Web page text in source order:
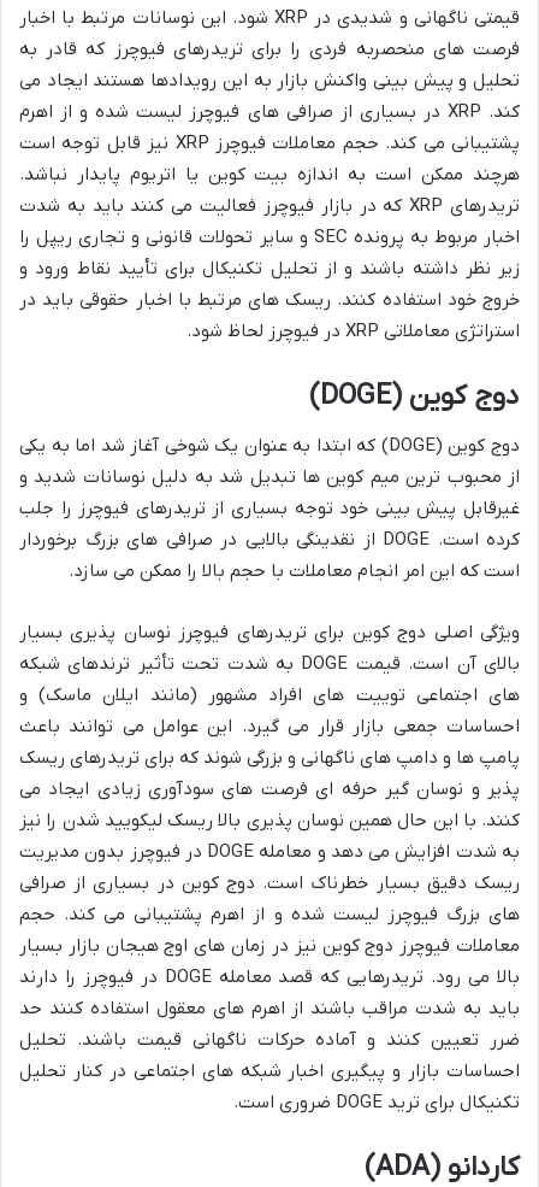
قیمتی ناگهانی و شدیدی در XRP شود. این نوسانات مرتبط با اخبار
فرصت های منحصربه فردی را برای تریدرهای فیوچرز که قادر به
تحلیل و پیش بینی واکنش بازار به این رویدادها هستند ایجاد می
کند. XRP در بسیاری از صرافی های فیوچرز لیست شده و از اهرم
پشتیبانی می کند. حجم معاملات فیوچرز XRP نیز قابل توجه است
هرچند ممکن است به اندازه بیت کوین یا اتریوم پایدار نباشد.
تریدرهای XRP که در بازار فیوچرز فعالیت می کنند باید به شدت
اخبار مربوط به پرونده SEC و سایر تحولات قانونی و تجاری ریپل را
زیر نظر داشته باشند و از تحلیل تکنیکال برای تأیید نقاط ورود و
خروج خود استفاده کنند. ریسک های مرتبط با اخبار حقوقی باید در
استراتژی معاملاتی XRP در فیوچرز لحاظ شود.
دوج کوین (DOGE)
دوج کوین (DOGE) که ابتدا به عنوان یک شوخی آغاز شد اما به یکی
از محبوب ترین میم کوین ها تبدیل شد به دلیل نوسانات شدید و
غیرقابل پیش بینی خود توجه بسیاری از تریدرهای فیوچرز را جلب
کرده است. DOGE از نقدینگی بالایی در صرافی های بزرگ برخوردار
است که این امر انجام معاملات با حجم بالا را ممکن می سازد.
ویژگی اصلی دوج کوین برای تریدرهای فیوچرز نوسان پذیری بسیار
بالای آن است. قیمت DOGE به شدت تحت تأثیر ترندهای شبکه
های اجتماعی توییت های افراد مشهور (مانند ایلان ماسک) و
احساسات جمعی بازار قرار می گیرد. این عوامل می توانند باعث
پامپ ها و دامپ های ناگهانی و بزرگی شوند که برای تریدرهای ریسک
پذیر و نوسان گیر حرفه ای فرصت های سودآوری زیادی ایجاد می
کنند. با این حال همین نوسان پذیری بالا ریسک لیکویید شدن را نیز
به شدت افزایش می دهد و معامله DOGE در فیوچرز بدون مدیریت
ریسک دقیق بسیار خطرناک است. دوج کوین در بسیاری از صرافی
های بزرگ فیوچرز لیست شده و از اهرم پشتیبانی می کند. حجم
معاملات فیوچرز دوج کوین نیز در زمان های اوج هیجان بازار بسیار
بالا می رود. تریدرهایی که قصد معامله DOGE در فیوچرز را دارند
باید به شدت مراقب باشند از اهرم های معقول استفاده کنند حد
ضرر تعیین کنند و آماده حرکات ناگهانی قیمت باشند. تحلیل
احساسات بازار و پیگیری اخبار شبکه های اجتماعی در کنار تحلیل
تکنیکال برای ترید DOGE ضروری است.
کاردانو (ADA)